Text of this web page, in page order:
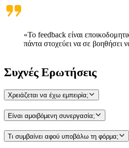
«Το feedback είναι
πάντα στοχεύει να σε βοηθήσει
Συχνές Ερωτήσεις
Χρειάζεται να έχω εμπειρία;
Είναι αμοιβόμενη συνεργασία;
Τι συμβαίνει αφού υποβάλω τη φόρμα;